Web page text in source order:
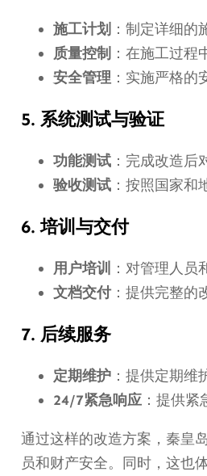
施工计划 ：制定详细的
质量控制 ：在施工过程
安全管理 ：实施严格的
5. 系统测试与验证
功能测试：完成改造后
验收测试：按照国家和
6. 培训与交付
用户培训 ：对管理人员
文档交付：提供完整的
7. 后续服务
定期维护：提供定期维
24/7紧急响应：提供紧
通过这样的改造方案，秦皇
员和财产安全。同时，这也